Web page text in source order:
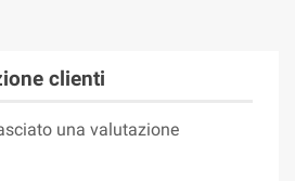
clienti
una valutazione